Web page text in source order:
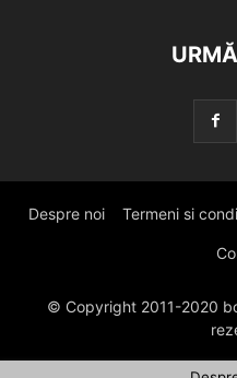
Despre noi Termeni si
© Copyright 2011-2020